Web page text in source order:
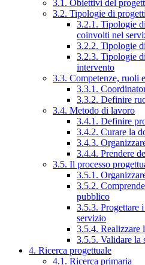
3.1. Obiettivi del
3.2. Tipologie di progetti
3.2.1. Tipologie
coinvolti nel
3.2.2. Tipologie
3.2.3. Tipologie
intervento
3.3. Competenze, ruoli
3.3.1.
3.3.2. Definire
3.4. Metodo di lavoro
3.4.1. Definire
3.4.2. Curare la
3.4.3.
3.4.4. Prendere
3.5. Il processo
3.5.1.
3.5.2.
pubblico
3.5.3. Progettare
servizio
3.5.4. Realizzare
3.5.5. Validare la
4. Ricerca progettuale
4.1. Ricerca primaria